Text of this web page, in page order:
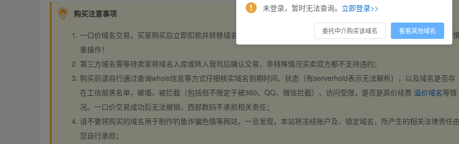
购买注意事项
一口价域名交易，买家购买后立即扣款并转移域名，交易自动完成。买卖双方都不支持违约，一旦出价不支持撤销，请
重操作！
第三方域名需等待卖家将域名入库或转入我司后确认交易，非特殊情况买卖双方都不支持违约；
购买前请自行通过查询whois信息等方式仔细核实域名到期时间、状态（有serverhold表示无法解析），以及域名是否存
在工信部黑名单，被墙、被拦截（包括但不限定于被360、QQ、微信拦截）、访问受限，是否是高价续费 溢价域名等情
况。一口价交易成功后无法撤销，西部数码不承担相关责任；
请不要将购买的域名用于制作钓鱼诈骗色情等网站，一旦发现，本站将冻结账户及、锁定域名，所产生的相关法律责任
您自行承担；
未登录，暂时无法查询。 立即登录>>
委托中介购买该域名 看看其他域名